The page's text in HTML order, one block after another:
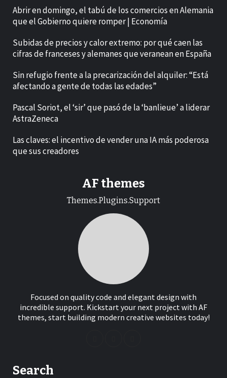
Abrir en domingo, el tabú de los comercios en Alemania
que el Gobierno quiere romper | Economía
Subidas de precios y calor extremo: por qué caen las
cifras de franceses y alemanes que veranean en España
Sin refugio frente a la precarización del alquiler: “Está
afectando a gente de todas las edades”
Pascal Soriot, el ‘sir’ que pasó de la ‘banlieue’ a liderar
AstraZeneca
Las claves: el incentivo de vender una IA más poderosa
que sus creadores
AF themes
Themes.Plugins.Support
Focused on quality code and elegant design with
incredible support. Kickstart your next project with AF
themes, start building modern creative websites today!
Search